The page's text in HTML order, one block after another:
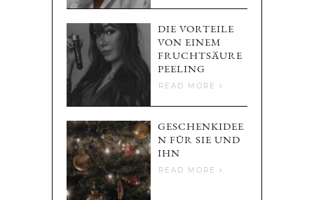
DIE VORTEILE
VON EINEM
FRUCHTSÄURE
PEELING
READ MORE
GESCHENKIDEE
N FÜR SIE UND
IHN
READ MORE